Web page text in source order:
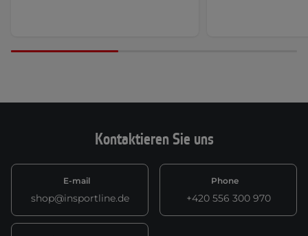
Kontaktieren Sie uns
E-mail
shop@insportline.de
Phone
+420 556 300 970